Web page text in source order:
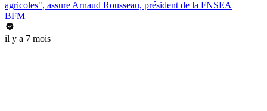
agricoles", assure Arnaud Rousseau, président de la FNSEA
BFM
il y a 7 mois